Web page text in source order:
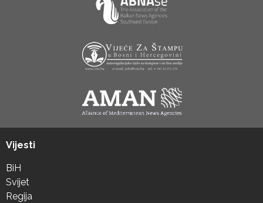
Vijesti
BiH
Svijet
Regija